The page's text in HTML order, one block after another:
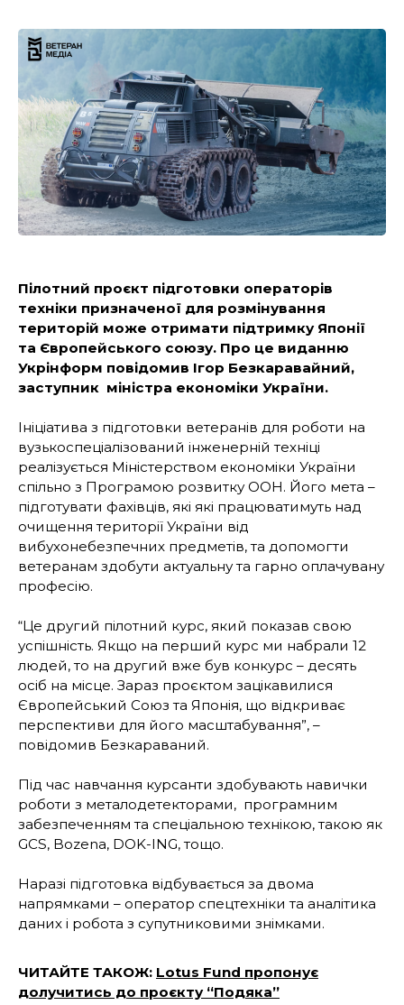
Пілотний проєкт підготовки операторів
техніки призначеної для розмінування
територій може отримати підтримку Японії
та Європейського союзу. Про це виданню
Укрінформ повідомив Ігор Безкаравайний,
заступник міністра економіки України.
Ініціатива з підготовки ветеранів для роботи на
вузькоспеціалізований інженерній техніці
реалізується Міністерством економіки України
спільно з Програмою розвитку ООН. Його мета –
підготувати фахівців, які які працюватимуть над
очищення території України від
вибухонебезпечних предметів, та допомогти
ветеранам здобути актуальну та гарно оплачувану
професію.
“Це другий пілотний курс, який показав свою
успішність. Якщо на перший курс ми набрали 12
людей, то на другий вже був конкурс – десять
осіб на місце. Зараз проєктом зацікавилися
Європейський Союз та Японія, що відкриває
перспективи для його масштабування”, –
повідомив Безкараваний.
Під час навчання курсанти здобувають навички
роботи з металодетекторами, програмним
забезпеченням та спеціальною технікою, такою як
GCS, Bozena, DOK-ING, тощо.
Наразі підготовка відбувається за двома
напрямками – оператор спецтехніки та аналітика
даних і робота з супутниковими знімками.
ЧИТАЙТЕ ТАКОЖ: Lotus Fund пропонує
долучитись до проєкту “Подяка”